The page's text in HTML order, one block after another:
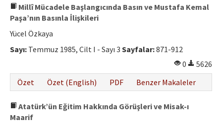
Yayın İlkeleri
Etik İlkeler
Yazar Rehberi
İletişim
Millî Mücadele Başlangıcında Basın ve Mustafa Kemal
Paşa’nın Basınla İlişkileri
Yücel Özkaya
Sayı: Temmuz 1985, Cilt I - Sayı 3 Sayfalar:871-912
0
5626
Özet
Özet (English) PDF Benzer Makaleler
Atatürk’ün Eğitim Hakkında Görüşleri ve Misak-ı
Maarif